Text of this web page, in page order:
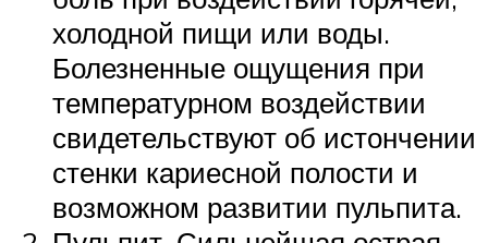
холодной пищи или воды.
Болезненные ощущения при
температурном воздействии
свидетельствуют об истончении
стенки кариесной полости и
возможном развитии пульпита.